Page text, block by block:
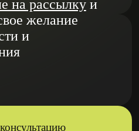
на рассылкуи
желание
и